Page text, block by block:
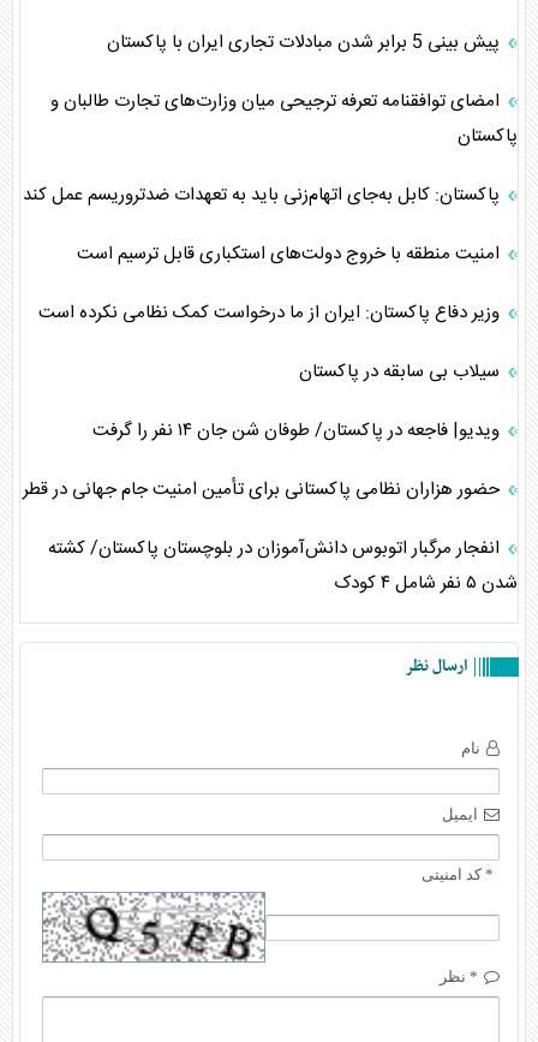
پیش بینی 5 برابر شدن مبادلات تجاری ایران با پاکستان
امضای توافقنامه تعرفه ترجیحی میان وزارت‌های تجارت طالبان و
پاکستان
پاکستان: کابل به‌جای اتهام‌زنی باید به تعهدات ضدتروریسم عمل کند
امنیت منطقه با خروج دولت‌های استکباری قابل ترسیم است
وزیر دفاع پاکستان: ایران از ما درخواست کمک نظامی نکرده است
سیلاب بی سابقه در پاکستان
ویدیو| فاجعه در پاکستان/ طوفان شن جان ۱۴ نفر را گرفت
حضور هزاران نظامی پاکستانی برای تأمین امنیت جام جهانی در قطر
انفجار مرگبار اتوبوس دانش‌آموزان در بلوچستان پاکستان/ کشته
شدن ۵ نفر شامل ۴ کودک
ارسال نظر
نام
ایمیل
* کد امنیتی
* نظر